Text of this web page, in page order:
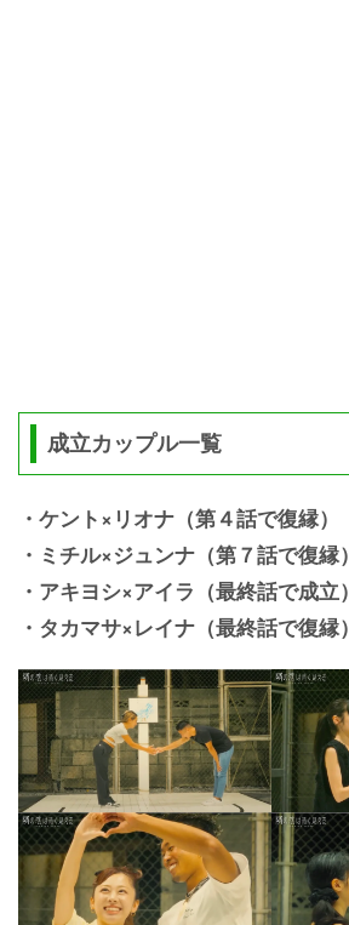
成立カップル一覧
・ケント×リオナ（第４話で復縁）
・ミチル×ジュンナ（第７話で復縁）
・アキヨシ×アイラ（最終話で成立）
・タカマサ×レイナ（最終話で復縁）